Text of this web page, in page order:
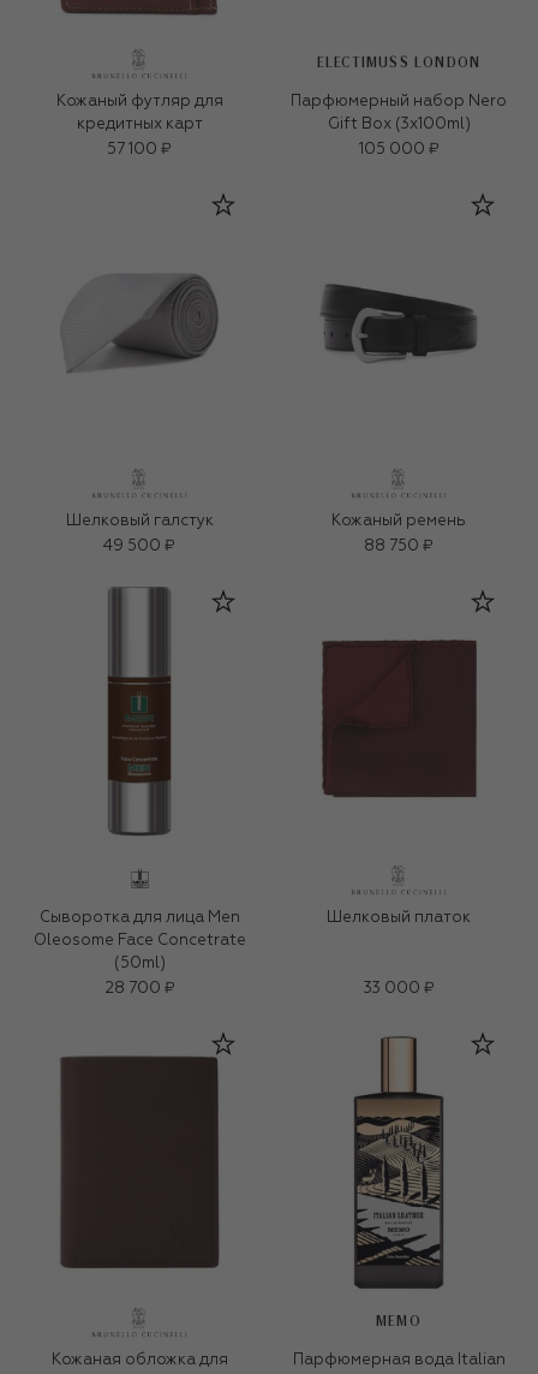
Кожаный футляр для
кредитных карт
57 100 ₽
ELECTIMUSS LONDON
Парфюмерный набор Nero
Gift Box (3x100ml)
105 000 ₽
Шелковый галстук
49 500 ₽
Кожаный ремень
88 750 ₽
Сыворотка для лица Men
Oleosome Face Concetrate
(50ml)
28 700 ₽
Шелковый платок
33 000 ₽
Кожаная обложка для
MEMO
Парфюмерная вода Italian